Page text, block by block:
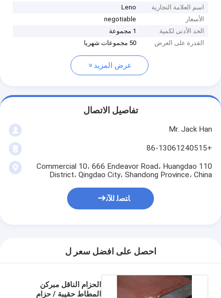
اسم العلامة التجارية
Leno
الأسعار
negotiable
الحد الأدنى لكمية
1 مجموعة
القدرة على العرض
50 مجموعات شهريا
عرض المزيد
تفاصيل الاتصال
Mr. Jack Han
+86-13061240515
110 Commercial 10، 666 Endeavor Road، Huangdao
District، Qingdao City، Shandong Province، China
ﺎﺘﺼﻟ ﺍﻶﻧ
احصل على افضل سعر ل
الحزام الناقل مبركن
المطاط حقيبة / حزام